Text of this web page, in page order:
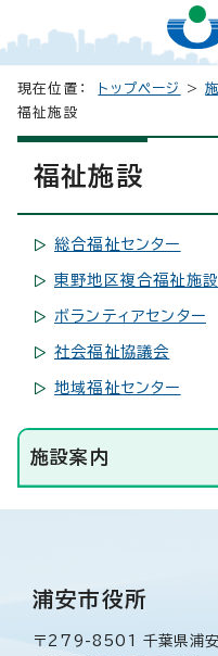
現在位置： トップページ >
福祉施設
福祉施設
総合福祉センター
東野地区複合福祉施設
ボランティアセンター
社会福祉協議会
地域福祉センター
施設案内
浦安市役所
〒279-8501 千葉県浦安